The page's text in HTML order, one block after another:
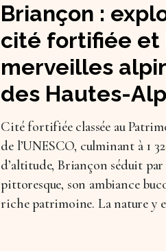
Briançon :
cité fortifiée et
merveilles
des Hautes-
Cité fortifiée classée au
de l’UNESCO, culminant à 1
d’altitude, Briançon séduit
pittoresque, son ambiance
riche patrimoine. La nature y